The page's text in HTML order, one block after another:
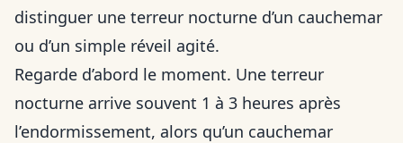
distinguer une terreur nocturne d’un cauchemar
ou d’un simple réveil agité.
Regarde d’abord le moment. Une terreur
nocturne arrive souvent 1 à 3 heures après
l’endormissement, alors qu’un cauchemar